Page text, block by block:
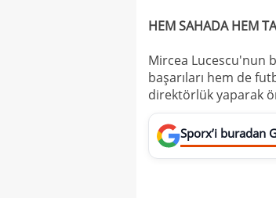
HEM SAHADA HEM
Mircea Lucescu'nun
başarıları hem de
direktörlük yaparak
Sporx’i buradan